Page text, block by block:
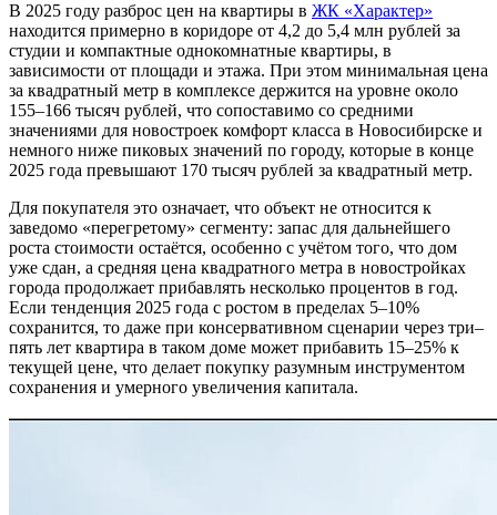
В 2025 году разброс цен на квартиры в ЖК «Характер»
находится примерно в коридоре от 4,2 до 5,4 млн рублей за
студии и компактные однокомнатные квартиры, в
зависимости от площади и этажа. При этом минимальная цена
за квадратный метр в комплексе держится на уровне около
155–166 тысяч рублей, что сопоставимо со средними
значениями для новостроек комфорт класса в Новосибирске и
немного ниже пиковых значений по городу, которые в конце
2025 года превышают 170 тысяч рублей за квадратный метр.
Для покупателя это означает, что объект не относится к
заведомо «перегретому» сегменту: запас для дальнейшего
роста стоимости остаётся, особенно с учётом того, что дом
уже сдан, а средняя цена квадратного метра в новостройках
города продолжает прибавлять несколько процентов в год.
Если тенденция 2025 года с ростом в пределах 5–10%
сохранится, то даже при консервативном сценарии через три–
пять лет квартира в таком доме может прибавить 15–25% к
текущей цене, что делает покупку разумным инструментом
сохранения и умерного увеличения капитала.